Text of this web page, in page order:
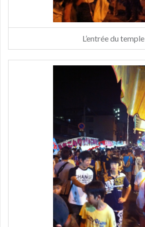
L’entrée du temple